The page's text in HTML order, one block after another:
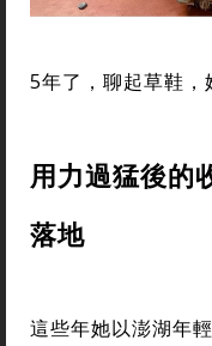
5年了，聊起草鞋，
用力過猛後的
落地
這些年她以澎湖年